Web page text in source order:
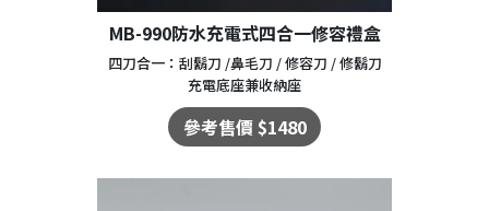
MB-990防水充電式四合一修容禮盒
四刀合一：刮鬍刀 /鼻毛刀 / 修容刀 / 修鬍刀
充電底座兼收納座
參考售價 $1480